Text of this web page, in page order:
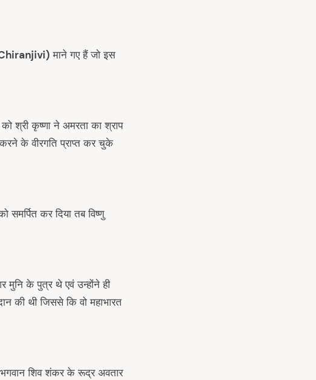
माने गए हैं जो इस
श्री कृष्णा ने अमरता का श्राप
करने के वीरगति प्राप्त कर चुके
कर दिया तब विष्णु
मुनि के पुत्र थे एवं उन्होंने ही
की थी जिससे कि वो महाभारत
भगवान शिव शंकर के रूद्र अवतार